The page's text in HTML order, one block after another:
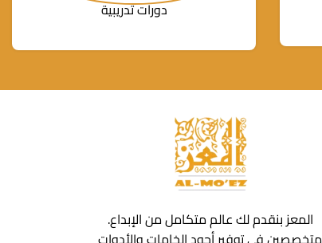
دورات تدريبية
المعز بنقدم لك عالم متكامل من الإبداع.